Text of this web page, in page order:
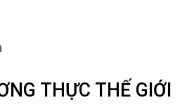
THỰC THẾ GIỚI